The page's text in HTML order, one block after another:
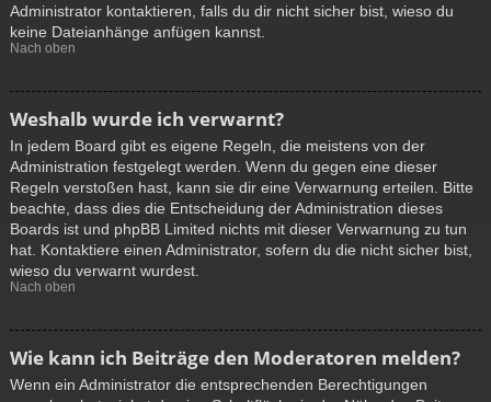
Administrator kontaktieren, falls du dir nicht sicher bist, wieso du
keine Dateianhänge anfügen kannst.
Nach oben
Weshalb wurde ich verwarnt?
In jedem Board gibt es eigene Regeln, die meistens von der
Administration festgelegt werden. Wenn du gegen eine dieser
Regeln verstoßen hast, kann sie dir eine Verwarnung erteilen. Bitte
beachte, dass dies die Entscheidung der Administration dieses
Boards ist und phpBB Limited nichts mit dieser Verwarnung zu tun
hat. Kontaktiere einen Administrator, sofern du die nicht sicher bist,
wieso du verwarnt wurdest.
Nach oben
Wie kann ich Beiträge den Moderatoren melden?
Wenn ein Administrator die entsprechenden Berechtigungen